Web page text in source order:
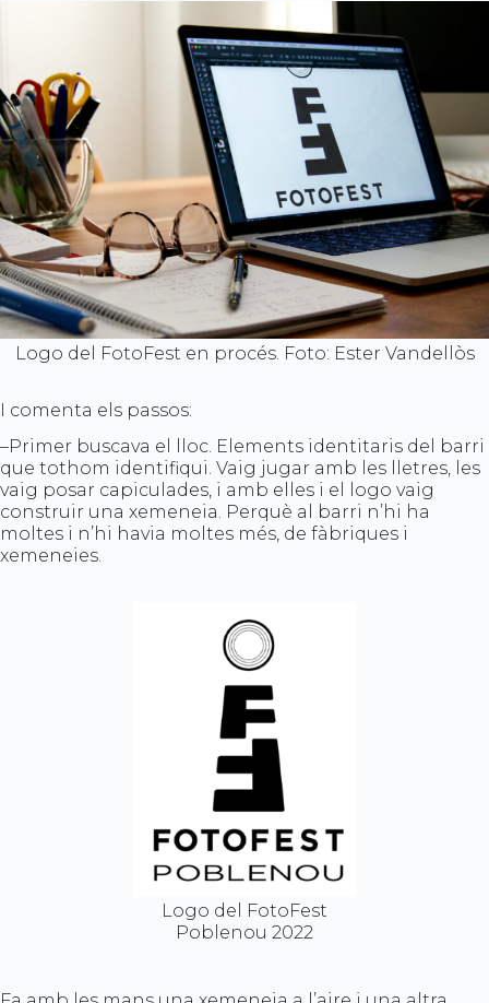
Logo del FotoFest en procés. Foto: Ester Vandellòs
I comenta els passos:
–Primer buscava el lloc. Elements identitaris del barri
que tothom identifiqui. Vaig jugar amb les lletres, les
vaig posar capiculades, i amb elles i el logo vaig
construir una xemeneia. Perquè al barri n’hi ha
moltes i n’hi havia moltes més, de fàbriques i
xemeneies.
Logo del FotoFest
Poblenou 2022